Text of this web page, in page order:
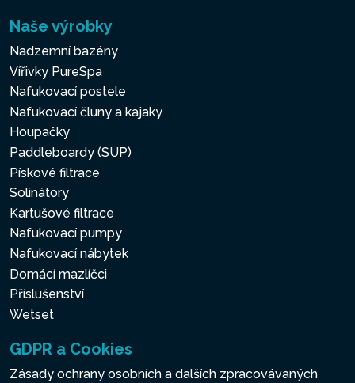
Naše výrobky
Nadzemní bazény
Vířivky PureSpa
Nafukovací postele
Nafukovací čluny a kajaky
Houpačky
Paddleboardy (SUP)
Pískové filtrace
Solinátory
Kartušové filtrace
Nafukovací pumpy
Nafukovací nábytek
Domácí mazlíčci
Příslušenství
Wetset
GDPR a Cookies
Zásady ochrany osobních a dalších zpracovávaných